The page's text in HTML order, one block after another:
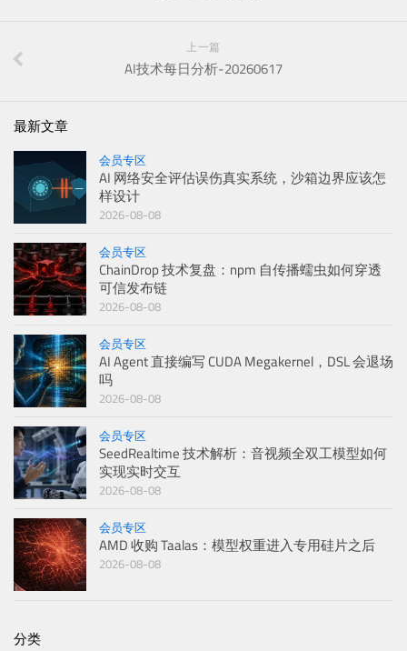
上一篇
AI技术每日分析-20260617
最新文章
会员专区
AI 网络安全评估误伤真实系统，沙箱边界应该怎
样设计
2026-08-08
会员专区
ChainDrop 技术复盘：npm 自传播蠕虫如何穿透
可信发布链
2026-08-08
会员专区
AI Agent 直接编写 CUDA Megakernel，DSL 会退场
吗
2026-08-08
会员专区
SeedRealtime 技术解析：音视频全双工模型如何
实现实时交互
2026-08-08
会员专区
AMD 收购 Taalas：模型权重进入专用硅片之后
2026-08-08
分类